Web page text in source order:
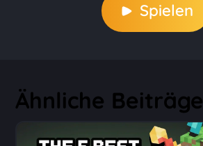
Spielen
Ähnliche Beiträge